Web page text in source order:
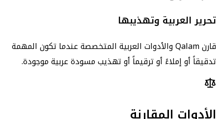
تحرير العربية وتهذيبها
قارن Qalam والأدوات العربية المتخصصة عندما تكون المهمة
تدقيقاً أو إملاءً أو ترقيماً أو تهذيب مسودة عربية موجودة.